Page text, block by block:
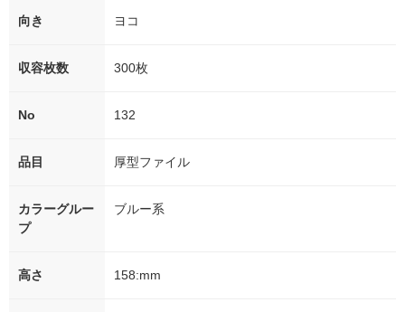
向き ヨコ
収容枚数 300枚
No 132
品目 厚型ファイル
カラーグルー
プ
ブルー系
高さ 158:mm